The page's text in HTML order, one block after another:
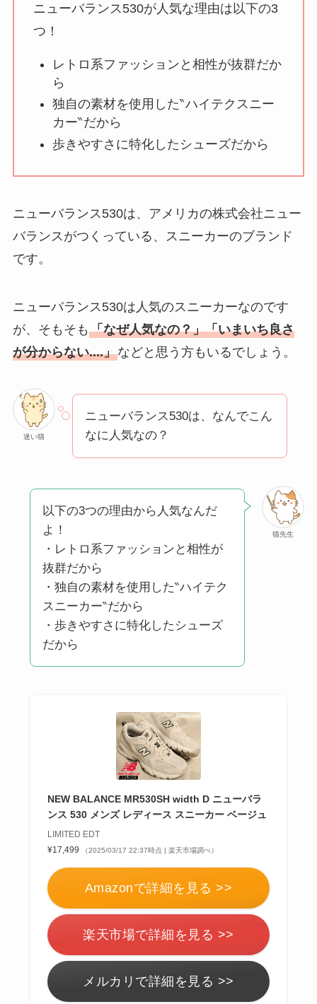
を紹介！
い理由は？なぜ人
解説！
ェイスマスクが安い
介！
想夫恋はなぜ高い？
アレクサンドルドゥ
パリはなぜ高い？な
ぜ人気？安く買える
テはなぜ高い？なぜ
たまごっちみーつは
なぜ高い？なぜ人
気？安く買える方法
も解説！
The Rowはなぜ高
の理由と安く買える
ニューバランス530が人気な理由は以下の3
つ！
レトロ系ファッションと相性が抜群だか
ら
独自の素材を使用した‶ハイテクスニー
カー‶だから
歩きやすさに特化したシューズだから
ニューバランス530は、アメリカの株式会社ニュー
バランスがつくっている、スニーカーのブランド
です。
ニューバランス530は人気のスニーカーなのです
が、そもそも 「なぜ人気なの？」「いまいち良さ
が分からない....」などと思う方もいるでしょう。
迷い猫
ニューバランス530は、なんでこん
なに人気なの？
猫先生
以下の3つの理由から人気なんだ
よ！
・レトロ系ファッションと相性が
抜群だから
・独自の素材を使用した‶ハイテク
スニーカー‶だから
・歩きやすさに特化したシューズ
だから
NEW BALANCE MR530SH width D ニューバラ
ンス 530 メンズ レディース スニーカー ベージュ
LIMITED EDT
¥17,499
（2025/03/17 22:37時点 | 楽天市場調べ）
Amazonで詳細を見る >>
楽天市場で詳細を見る >>
メルカリで詳細を見る >>